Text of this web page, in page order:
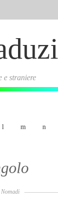
e straniere
l m n
Nomadi